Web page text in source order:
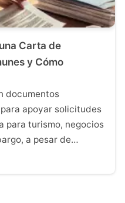
Carta de
y Cómo
documentos
apoyar solicitudes
para turismo, negocios
a pesar de…